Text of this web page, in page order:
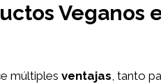
Veganos
múltiples ventajas, tanto